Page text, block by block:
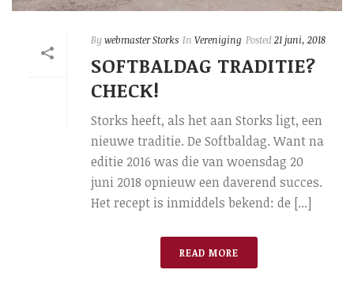
Bywebmaster Storks In Vereniging Posted 21 juni, 2018
SOFTBALDAG TRADITIE?
CHECK!
Storks heeft, als het aan Storks ligt, een
nieuwe traditie. De Softbaldag. Want na
editie 2016 was die van woensdag 20
juni 2018 opnieuw een daverend succes.
Het recept is inmiddels bekend: de [...]
READ MORE